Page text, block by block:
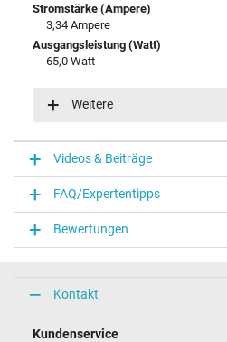
Stromstärke (Ampere)
3,34 Ampere
Ausgangsleistung (Watt)
65,0 Watt
100-240V / 50-60Hz
Funktions-LED
Funktions-LED im Stecker
Notebook Stecker
Steckertyp / -form
rund / 180° gerade
9,5 mm
Weitere
Videos & Beiträge
FAQ/Expertentipps
Bewertungen
Kontakt
Kundenservice